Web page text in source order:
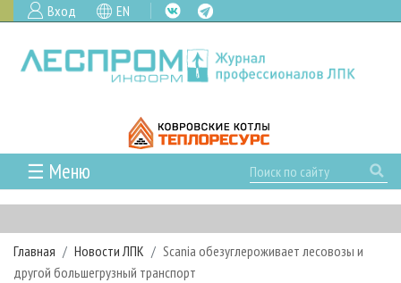
Вход EN
☰ Меню
ГЛАВНАЯ
РУБРИКИ И ТЕМЫ
РУБРИКИ ЖУРНАЛА
НОВОСТИ
Главная Новости ЛПК
Scania обезуглероживает лесовозы и
другой большегрузный транспорт